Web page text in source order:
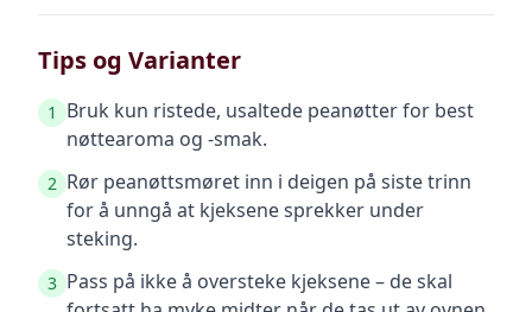
Tips og Varianter
1
Bruk kun ristede, usaltede peanøtter for best
nøttearoma og -smak.
2 Rør peanøttsmøret inn i deigen på siste trinn
for å unngå at kjeksene sprekker under
steking.
3 Pass på ikke å oversteke kjeksene – de skal